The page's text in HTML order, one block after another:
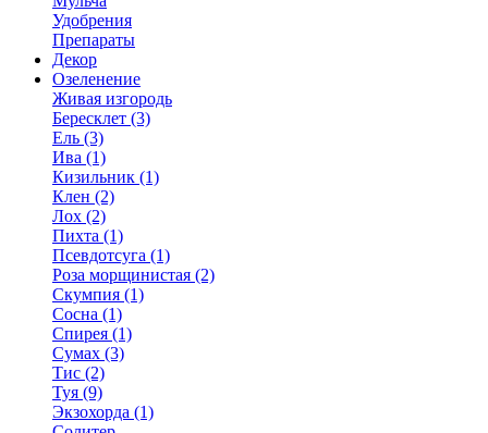
Удобрения
Препараты
Декор
Озеленение
Живая изгородь
Бересклет (3)
Ель (3)
Ива (1)
Кизильник (1)
Клен (2)
Лох (2)
Пихта (1)
Псевдотсуга (1)
Роза морщинистая (2)
Скумпия (1)
Сосна (1)
Спирея (1)
Сумах (3)
Тис (2)
Туя (9)
Экзохорда (1)